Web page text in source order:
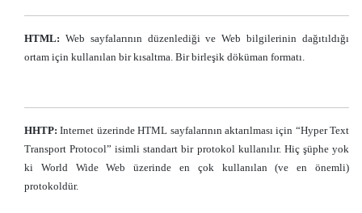
HTML: Web sayfalarının düzenlediği ve Web bilgilerinin dağıtıldığı
ortam için kullanılan bir kısaltma. Bir birleşik döküman formatı.
HHTP: Internet üzerinde HTML sayfalarının aktarılması için “Hyper Text
Transport Protocol” isimli standart bir protokol kullanılır. Hiç şüphe yok
ki World Wide Web üzerinde en çok kullanılan (ve en önemli)
protokoldür.